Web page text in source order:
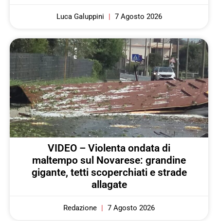
Luca Galuppini 7 Agosto 2026
VIDEO – Violenta ondata di
maltempo sul Novarese: grandine
gigante, tetti scoperchiati e strade
allagate
Redazione 7 Agosto 2026